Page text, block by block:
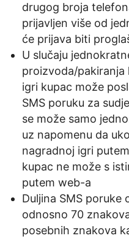
drugog broja
prijavljen više od
će prijava biti
U slučaju
proizvoda/pakiranja
igri kupac može
SMS poruku za
se može samo
uz napomenu da
nagradnoj igri
kupac ne može s
putem web-a
Duljina SMS poruke
odnosno 70
posebnih znakova